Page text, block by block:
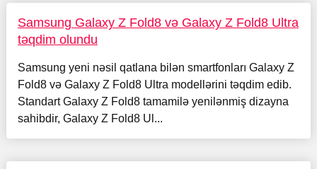
Samsung Galaxy Z Fold8 və Galaxy Z Fold8 Ultra
təqdim olundu
Samsung yeni nəsil qatlana bilən smartfonları Galaxy Z
Fold8 və Galaxy Z Fold8 Ultra modellərini təqdim edib.
Standart Galaxy Z Fold8 tamamilə yenilənmiş dizayna
sahibdir, Galaxy Z Fold8 Ul...